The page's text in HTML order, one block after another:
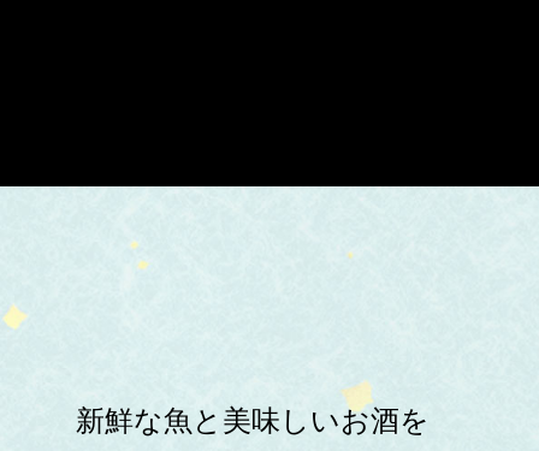
新鮮な魚と美味しいお酒を